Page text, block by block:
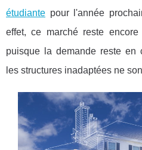
étudiante pour l'année
effet, ce marché reste
puisque la demande reste en
les structures inadaptées ne